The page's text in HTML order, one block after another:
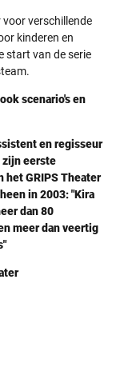
verschillende
kinderen en
start van de serie
scenario's en
en regisseur
zijn eerste
GRIPS Theater
in 2003: "Kira
dan 80
meer dan veertig